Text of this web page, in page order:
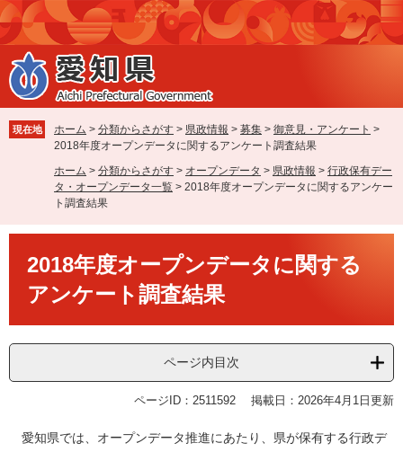
ペ
ー
ジ
の
先
で
す
メ
ニ
ュ
ー
を
ば
し
現在地 ホーム > 分類からさがす > 県政情報 > 募集 > 御意見・アンケート >
2018年度オープンデータに関するアンケート調査結果
ホーム > 分類からさがす > オープンデータ > 県政情報 > 行政保有デー
タ・オープンデータ一覧 > 2018年度オープンデータに関するアンケー
ト調査結果
2018年度オープンデータに関する
アンケート調査結果
ページ内目次
ページID：2511592 掲載日：2026年4月1日更新
愛知県では、オープンデータ推進にあたり、県が保有する行政デ